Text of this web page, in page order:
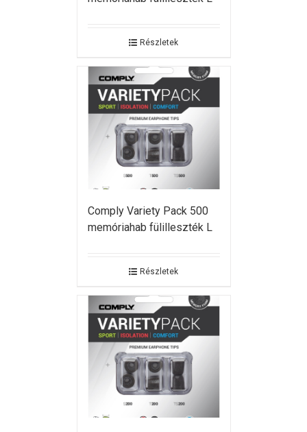
Részletek
Comply Variety Pack 500
memóriahab fülilleszték L
Részletek